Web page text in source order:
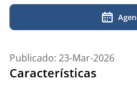
Publicado: 23-Mar-2026
Características